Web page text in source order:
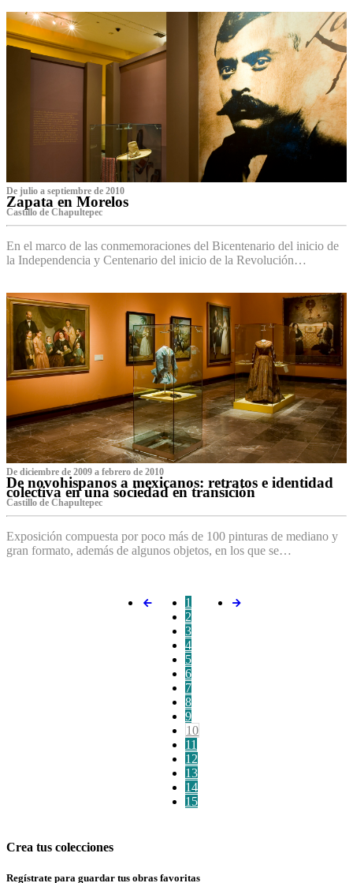
De julio a septiembre de 2010
Zapata en Morelos
Castillo de Chapultepec
En el marco de las conmemoraciones del Bicentenario del inicio de
la Independencia y Centenario del inicio de la Revolución…
De diciembre de 2009 a febrero de 2010
De novohispanos a mexicanos: retratos e identidad
colectiva en una sociedad en transición
Castillo de Chapultepec
Exposición compuesta por poco más de 100 pinturas de mediano y
gran formato, además de algunos objetos, en los que se…
1
2
3
4
5
6
7
8
9
10
11
12
13
14
15
Crea tus colecciones
Regístrate para guardar tus obras favoritas